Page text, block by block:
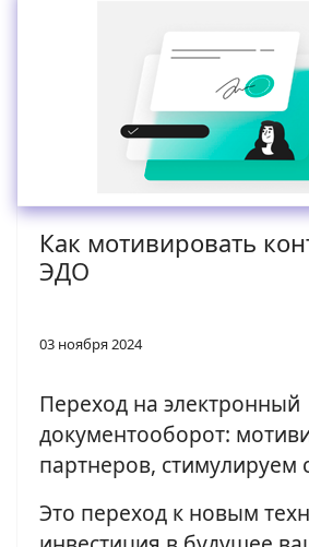
Как мотивировать
ЭДО
03 ноября 2024
Переход на электронный
документооборот:
партнеров, стимулируем
Это переход к новым